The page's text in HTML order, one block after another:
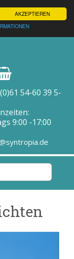
AKZEPTIEREN
54-60 39 5-
9:00 -17:00